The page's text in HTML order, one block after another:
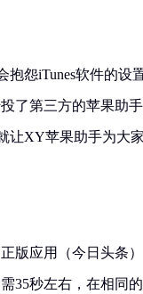
抱怨iTunes软件的设
了第三方的苹果助
让XY苹果助手为大
版应用（今日头条
35秒左右，在相同